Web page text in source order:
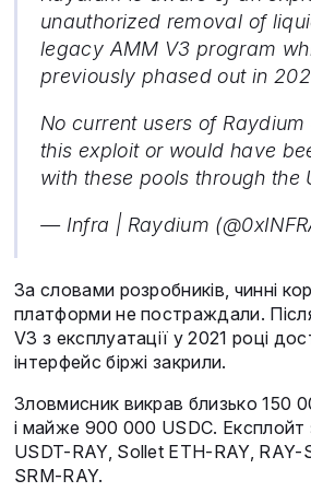
unauthorized removal of
legacy AMM V3 program
previously phased out in
No current users of
this exploit or would have
with these pools through the
— Infra | Raydium
За словами розробників, чинні
платформи не постраждали.
V3 з експлуатації у 2021 році
інтерфейс біржі закрили.
Зловмисник викрав близько 150
і майже 900 000 USDC. Експлойт
USDT-RAY, Sollet ETH-RAY, RAY-
SRM-RAY.